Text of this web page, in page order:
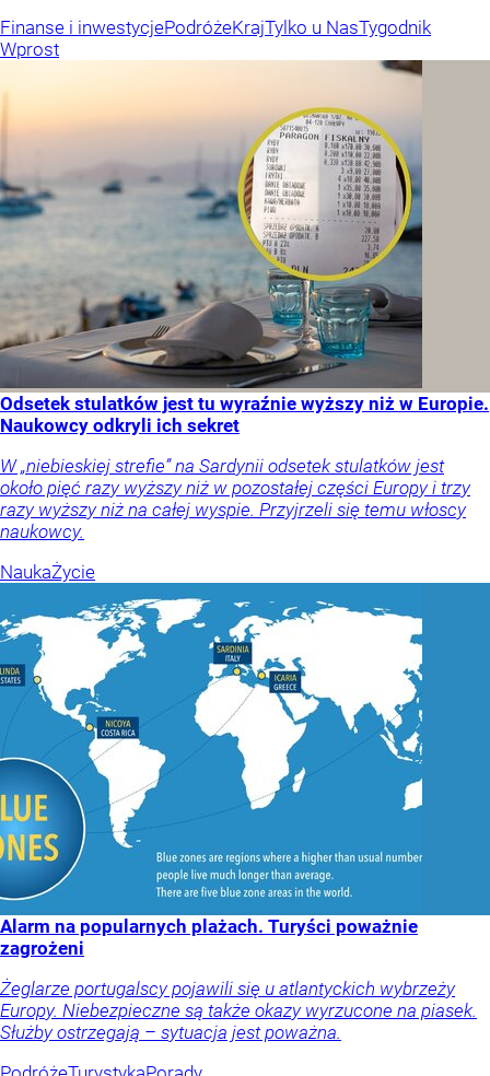
Finanse i inwestycjePodróżeKrajTylko u NasTygodnik
Wprost
Odsetek stulatków jest tu wyraźnie wyższy niż w Europie.
Naukowcy odkryli ich sekret
W „niebieskiej strefie” na Sardynii odsetek stulatków jest
około pięć razy wyższy niż w pozostałej części Europy i trzy
razy wyższy niż na całej wyspie. Przyjrzeli się temu włoscy
naukowcy.
NaukaŻycie
Alarm na popularnych plażach. Turyści poważnie
zagrożeni
Żeglarze portugalscy pojawili się u atlantyckich wybrzeży
Europy. Niebezpieczne są także okazy wyrzucone na piasek.
Służby ostrzegają – sytuacja jest poważna.